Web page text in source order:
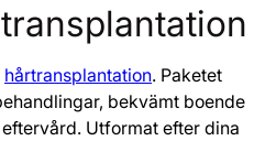
hårtransplantation. Paketet
bekvämt boende
Utformat efter dina